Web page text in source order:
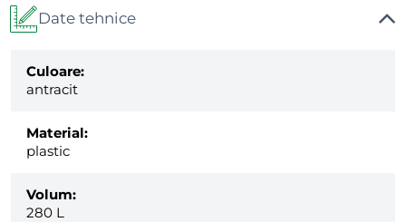
Date tehnice
Culoare:
antracit
Material:
plastic
Volum:
280 L